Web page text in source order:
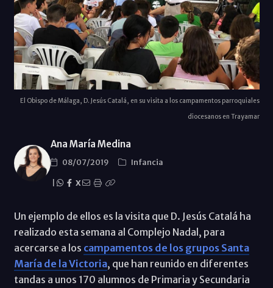
El Obispo de Málaga, D. Jesús Catalá, en su visita a los campamentos parroquiales
diocesanos en Trayamar
Ana María Medina
08/07/2019
Infancia
X
Un ejemplo de ellos es la visita que D. Jesús Catalá ha
realizado esta semana al Complejo Nadal, para
acercarse a los campamentos de los grupos Santa
María de la Victoria, que han reunido en diferentes
tandas a unos 170 alumnos de Primaria y Secundaria